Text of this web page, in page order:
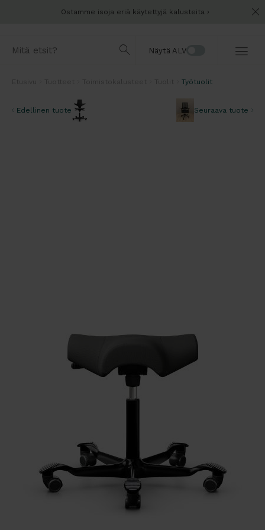
Ostamme isoja eriä käytettyjä kalusteita
Näytä ALV
Työtuolit
Edellinen tuote Seuraava tuote